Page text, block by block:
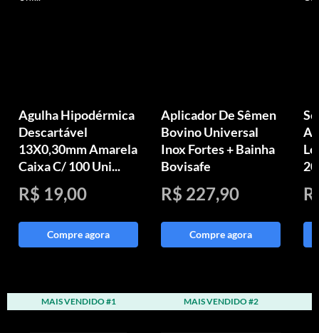
Agulha Hipodérmica
Descartável
13X0,30mm Amarela
Caixa C/ 100 Uni...
R$ 19,00
Compre agora
Aplicador De Sêmen
Bovino Universal
Inox Fortes + Bainha
Bovisafe
R$ 227,90
Compre agora
MAIS VENDIDO #1 MAIS VENDIDO #2